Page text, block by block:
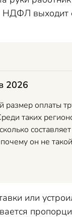
НДФЛ выходит
2026
размер оплаты
таких
он не
или